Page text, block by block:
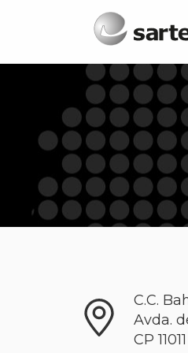
Menú
C.C.
Avda.
CP 11011